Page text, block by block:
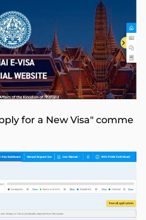
for a New Visa" comme